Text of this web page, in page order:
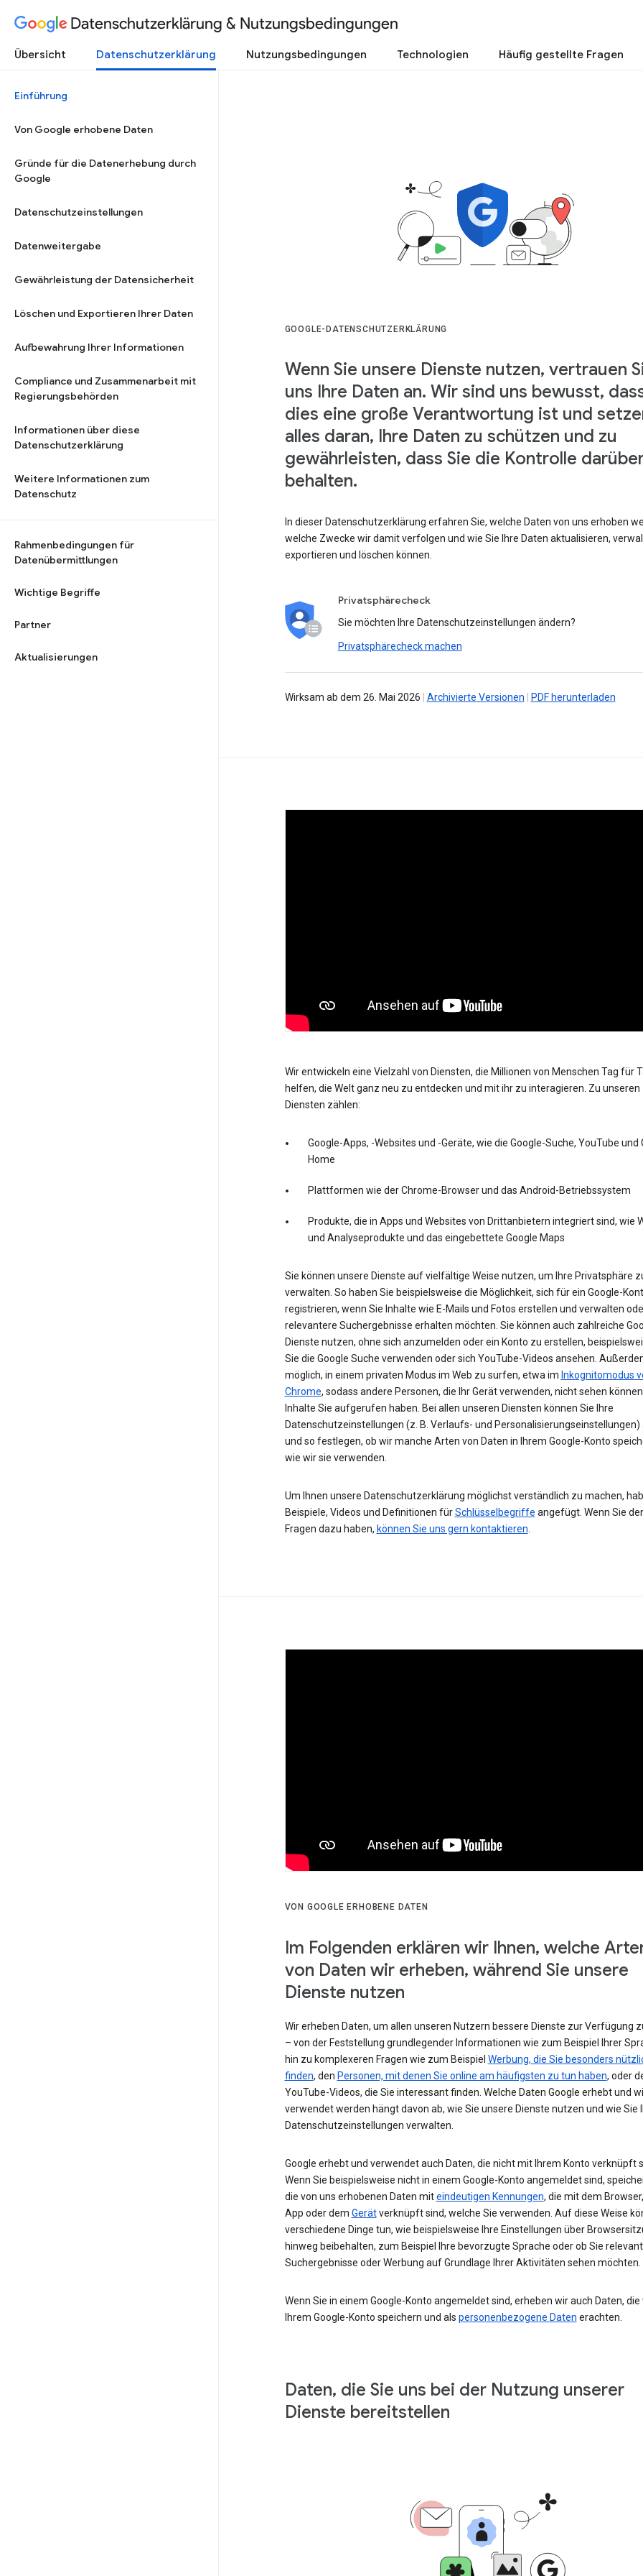
Datenschutzerklärung & Nutzungsbedingungen
Übersicht Datenschutzerklärung Nutzungsbedingungen Technologien Häufig gestellte Fragen
Einführung
Von Google erhobene Daten
Gründe für die Datenerhebung durch
Google
Datenschutzeinstellungen
Datenweitergabe
Gewährleistung der Datensicherheit
Löschen und Exportieren Ihrer Daten
Aufbewahrung Ihrer Informationen
Compliance und Zusammenarbeit mit
Regierungsbehörden
Informationen über diese
Datenschutzerklärung
Weitere Informationen zum
Datenschutz
Rahmenbedingungen für
Datenübermittlungen
Wichtige Begriffe
Partner
Aktualisierungen
GOOGLE-DATENSCHUTZERKLÄRUNG
Wenn Sie unsere Dienste nutzen, vertrauen
uns Ihre Daten an. Wir sind uns bewusst,
dies eine große Verantwortung ist und
alles daran, Ihre Daten zu schützen und zu
gewährleisten, dass Sie die Kontrolle
behalten.
In dieser Datenschutzerklärung erfahren Sie, welche Daten von uns erhoben
welche Zwecke wir damit verfolgen und wie Sie Ihre Daten aktualisieren,
exportieren und löschen können.
Privatsphärecheck
Sie möchten Ihre Datenschutzeinstellungen ändern?
Privatsphärecheck machen
Wirksam ab dem 26. Mai 2026 Archivierte Versionen PDF herunterladen
Wir entwickeln eine Vielzahl von Diensten, die Millionen von Menschen Tag für
helfen, die Welt ganz neu zu entdecken und mit ihr zu interagieren. Zu unseren
Diensten zählen:
Google-Apps, -Websites und -Geräte, wie die Google-Suche, YouTube und
Home
Plattformen wie der Chrome-Browser und das Android-Betriebssystem
Produkte, die in Apps und Websites von Drittanbietern integriert sind, wie
und Analyseprodukte und das eingebettete Google Maps
Sie können unsere Dienste auf vielfältige Weise nutzen, um Ihre Privatsphäre
verwalten. So haben Sie beispielsweise die Möglichkeit, sich für ein Google-
registrieren, wenn Sie Inhalte wie E-Mails und Fotos erstellen und verwalten
relevantere Suchergebnisse erhalten möchten. Sie können auch zahlreiche
Dienste nutzen, ohne sich anzumelden oder ein Konto zu erstellen,
Sie die Google Suche verwenden oder sich YouTube-Videos ansehen.
möglich, in einem privaten Modus im Web zu surfen, etwa im Inkognitomodus
Chrome, sodass andere Personen, die Ihr Gerät verwenden, nicht sehen
Inhalte Sie aufgerufen haben. Bei allen unseren Diensten können Sie Ihre
Datenschutzeinstellungen (z. B. Verlaufs- und Personalisierungseinstellungen)
und so festlegen, ob wir manche Arten von Daten in Ihrem Google-Konto
wie wir sie verwenden.
Um Ihnen unsere Datenschutzerklärung möglichst verständlich zu machen,
Beispiele, Videos und Definitionen fürSchlüsselbegriffe angefügt. Wenn Sie
Fragen dazu haben, können Sie uns gern kontaktieren.
VON GOOGLE ERHOBENE DATEN
Im Folgenden erklären wir Ihnen, welche
von Daten wir erheben, während Sie unsere
Dienste nutzen
Wir erheben Daten, um allen unseren Nutzern bessere Dienste zur Verfügung
– von der Feststellung grundlegender Informationen wie zum Beispiel Ihrer
hin zu komplexeren Fragen wie zum Beispiel Werbung, die Sie besonders
finden, den Personen, mit denen Sie online am häufigsten zu tun haben, oder
YouTube-Videos, die Sie interessant finden. Welche Daten Google erhebt und
verwendet werden hängt davon ab, wie Sie unsere Dienste nutzen und wie Sie
Datenschutzeinstellungen verwalten.
Google erhebt und verwendet auch Daten, die nicht mit Ihrem Konto verknüpft
Wenn Sie beispielsweise nicht in einem Google-Konto angemeldet sind,
die von uns erhobenen Daten miteindeutigen Kennungen, die mit dem
App oder dem Gerätverknüpft sind, welche Sie verwenden. Auf diese Weise
verschiedene Dinge tun, wie beispielsweise Ihre Einstellungen über
hinweg beibehalten, zum Beispiel Ihre bevorzugte Sprache oder ob Sie
Suchergebnisse oder Werbung auf Grundlage Ihrer Aktivitäten sehen möchten.
Wenn Sie in einem Google-Konto angemeldet sind, erheben wir auch Daten, die
Ihrem Google-Konto speichern und als personenbezogene Daten erachten.
Daten, die Sie uns bei der Nutzung unserer
Dienste bereitstellen